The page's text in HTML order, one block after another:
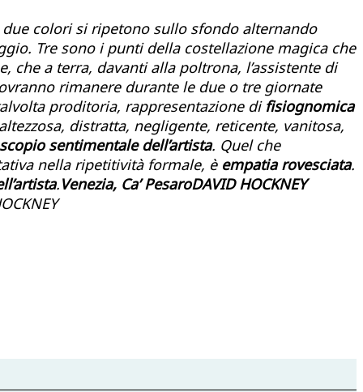
colori si ripetono sullo sfondo alternando
Tre sono i punti della costellazione magica che
che a terra, davanti alla poltrona, l’assistente di
rimanere durante le due o tre giornate
proditoria, rappresentazione di fisiognomica
distratta, negligente, reticente, vanitosa,
sentimentale dell’artista. Quel che
nella ripetitività formale, è empatia rovesciata.
.Venezia, Ca’ PesaroDAVID HOCKNEY